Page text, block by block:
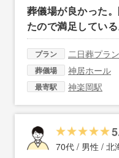
葬儀場が良かった
たので満足している
プラン 二日葬プラン
葬儀場 神居ホール
最寄駅 神楽岡駅
70代 / 男性 / 北